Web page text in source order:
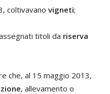
coltivavano vigneti;
titoli da riserva
che, al 15 maggio 2013,
, allevamento o